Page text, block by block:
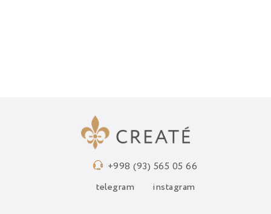
+998 (93) 565 05 66
telegram instagram